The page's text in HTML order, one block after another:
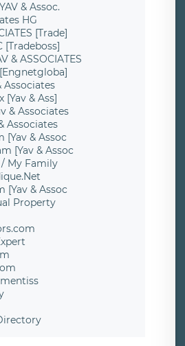
& Assoc.
HG
[Trade]
[Tradeboss]
& ASSOCIATES
Associates
& Ass]
& Associates
Associates
[Yav & Assoc
[Yav & Assoc
My Family
[Yav & Assoc
Property